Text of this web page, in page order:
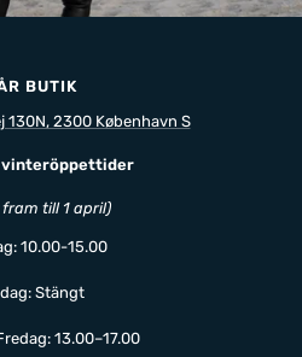
BUTIK
130N, 2300 København S
vinteröppettider
till 1 april)
10.00-15.00
Stängt
13.00–17.00